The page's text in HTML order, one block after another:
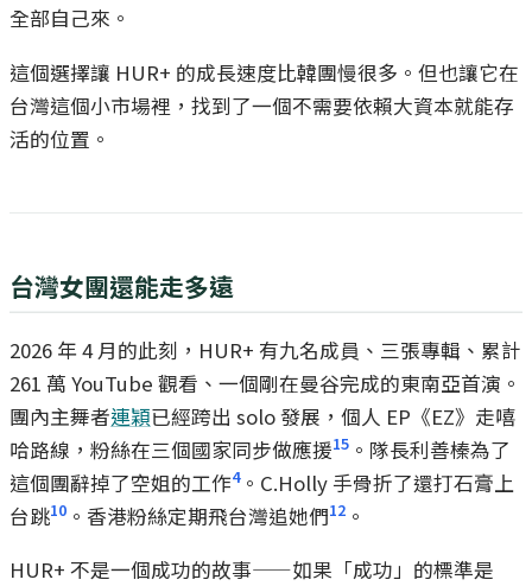
全部自己來。
這個選擇讓 HUR+ 的成長速度比韓團慢很多。但也讓它在
台灣這個小市場裡，找到了一個不需要依賴大資本就能存
活的位置。
台灣女團還能走多遠
2026 年 4 月的此刻，HUR+ 有九名成員、三張專輯、累計
261 萬 YouTube 觀看、一個剛在曼谷完成的東南亞首演。
團內主舞者連穎已經跨出 solo 發展，個人 EP《EZ》走嘻
哈路線，粉絲在三個國家同步做應援15 。隊長利善榛為了
這個團辭掉了空姐的工作4。C.Holly 手骨折了還打石膏上
台跳10 。香港粉絲定期飛台灣追她們12 。
HUR+ 不是一個成功的故事——如果「成功」的標準是